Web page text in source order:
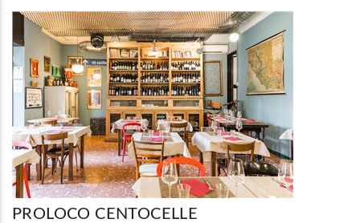
PROLOCO CENTOCELLE